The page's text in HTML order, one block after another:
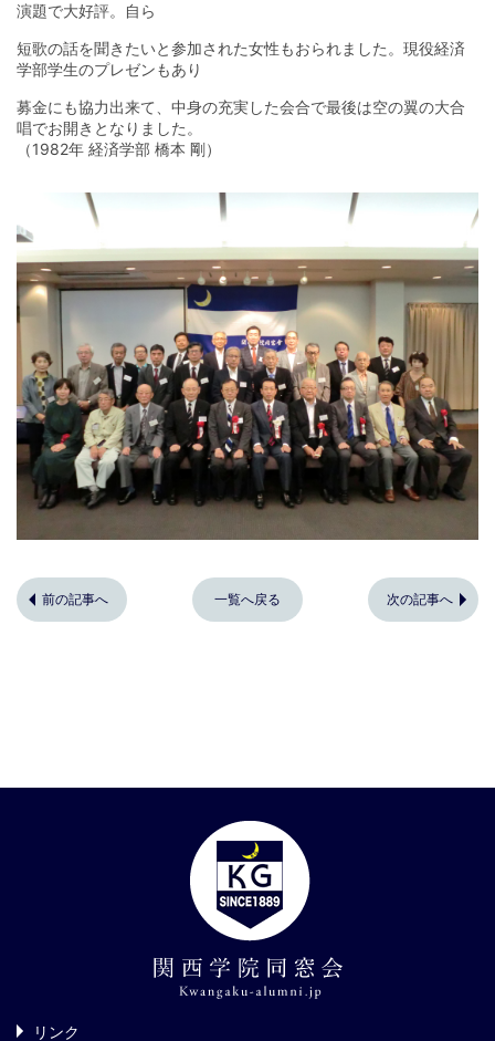
演題で大好評。自ら
短歌の話を聞きたいと参加された女性もおられました。現役経済
学部学生のプレゼンもあり
募金にも協力出来て、中身の充実した会合で最後は空の翼の大合
唱でお開きとなりました。
（1982年 経済学部 橋本 剛）
前の記事へ 一覧へ戻る 次の記事へ
リンク